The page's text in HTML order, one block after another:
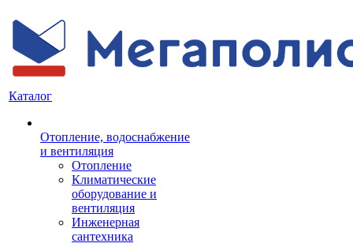
Каталог
Отопление, водоснабжение
и вентиляция
Отопление
Климатические
оборудование и
вентиляция
Инженерная
сантехника